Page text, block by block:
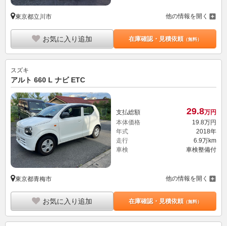
東京都立川市 他の情報を開く
お気に入り追加 在庫確認・見積依頼（無料）
スズキ
アルト 660 L ナビ ETC
支払総額 29.8万円
本体価格
19.8万円
年式
2018年
走行
6.9万km
車検
車検整備付
東京都青梅市 他の情報を開く
お気に入り追加 在庫確認・見積依頼（無料）